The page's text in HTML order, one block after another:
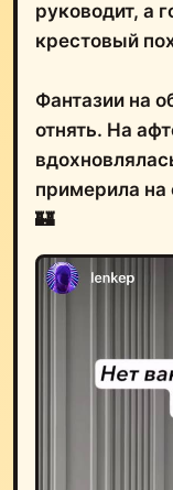
руководит, а
крестовый
Фантазии на
отнять. На
примерила на
🏰